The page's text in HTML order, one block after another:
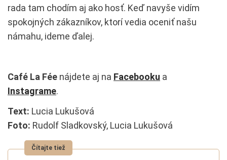
rada tam chodím aj ako hosť. Keď navyše vidím
spokojných zákazníkov, ktorí vedia oceniť našu
námahu, ideme ďalej.
Café La Fée nájdete aj na Facebooku a
Instagrame.
Text: Lucia Lukušová
Foto: Rudolf Sladkovský, Lucia Lukušová